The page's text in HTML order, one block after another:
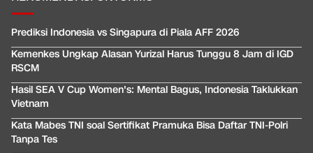
Prediksi Indonesia vs Singapura di Piala AFF 2026
Kemenkes Ungkap Alasan Yurizal Harus Tunggu 8 Jam di IGD
RSCM
Hasil SEA V Cup Women's: Mental Bagus, Indonesia Taklukkan
Vietnam
Kata Mabes TNI soal Sertifikat Pramuka Bisa Daftar TNI-Polri
Tanpa Tes